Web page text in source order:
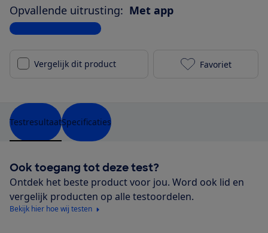
Opvallende uitrusting: Met app
Bekijk alle specificaties
Vergelijk dit product Cortina E-
Favoriet
TestresultaatSpecificaties
Ook toegang tot deze test?
Ontdek het beste product voor jou. Word ook lid en
vergelijk producten op alle testoordelen.
Bekijk hier hoe wij testen